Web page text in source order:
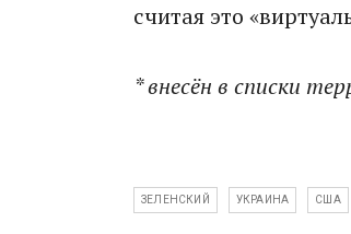
считая это
* внесён в списки
ЗЕЛЕНСКИЙ УКРАИНА США